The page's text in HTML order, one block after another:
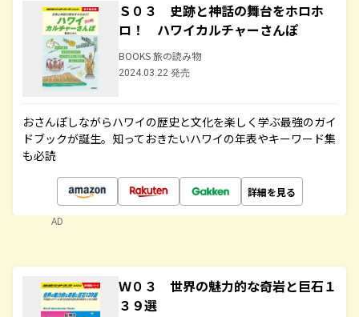
Ｓ０３ 史跡と神話の舞台をホロホ
ロ！ ハワイカルチャーさんぽ
BOOKS 旅の読み物
2024.03.22 発売
おさんぽしながらハワイの歴史と文化を楽しく学ぶ最強のガイ
ドブックが誕生。知っておきたいハワイの年表やキーワード集
も必読
詳細を見る
AD
Ｗ０３ 世界の魅力的な奇岩と巨石１
３９選